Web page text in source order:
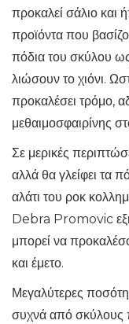
προκαλεί σάλιο και
προϊόντα που
πόδια του σκύλου
λιώσουν το χιόνι.
προκαλέσει τρόμο,
μεθαιμοσφαιρίνης
Σε μερικές
αλλά θα γλείφει τα
αλάτι του ροκ
Debra Promovic
μπορεί να
και έμετο.
Μεγαλύτερες
συχνά από σκύλους